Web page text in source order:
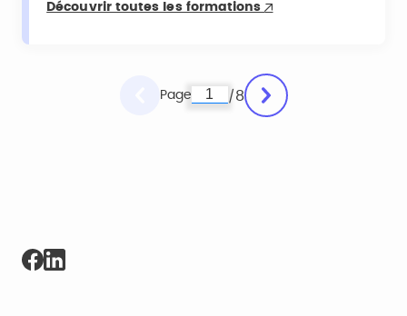
Découvrir toutes les formations
Page / 8